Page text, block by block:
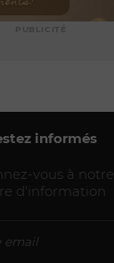
informés
vous à notre
d'information